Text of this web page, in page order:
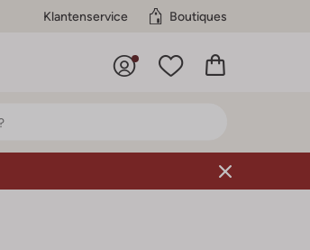
Klantenservice Boutiques